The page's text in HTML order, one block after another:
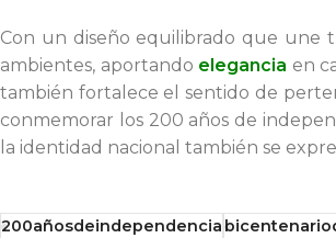
Con un diseño equilibrado que une
ambientes, aportando elegancia en
también fortalece el sentido de
conmemorar los 200 años de
la identidad nacional también se
200añosdeindependencia